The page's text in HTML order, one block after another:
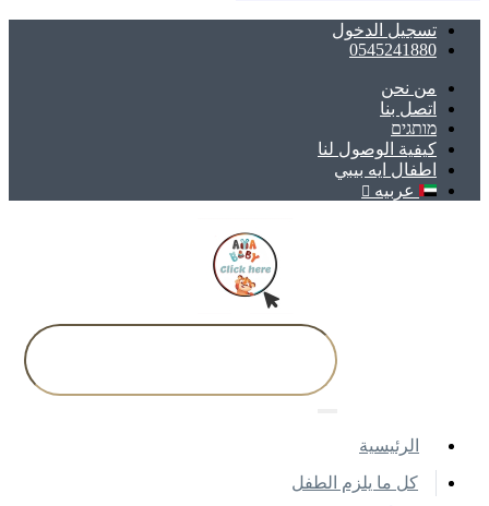
تسجيل الدخول
0545241880
ﻣﻦ ﻧﺤﻦ
اتصل بنا
מותגים
كيفية الوصول لنا
اطفال ايه بيبي
عربيه
اﻟﺮﺋﻴﺴﻴﺔ
كل ما يلزم الطفل